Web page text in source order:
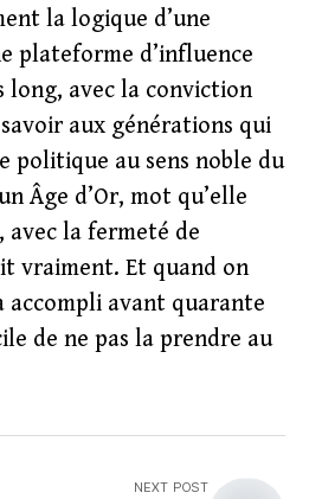
la logique d’une
plateforme d’influence
long, avec la conviction
aux générations qui
politique au sens noble du
Âge d’Or, mot qu’elle
avec la fermeté de
vraiment. Et quand on
accompli avant quarante
de ne pas la prendre au
NEXT POST